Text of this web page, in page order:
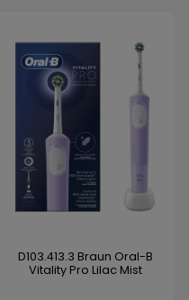
D103.413.3 Braun Oral-B
Vitality Pro Lilac Mist